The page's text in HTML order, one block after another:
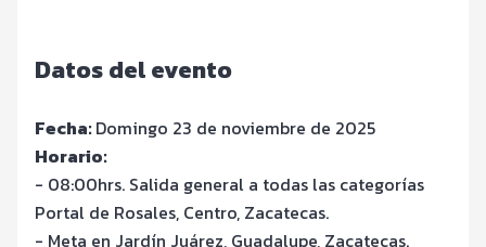
Datos del evento
Fecha:Domingo 23 de noviembre de 2025
Horario:
- 08:00hrs. Salida general a todas las categorías
Portal de Rosales, Centro, Zacatecas.
- Meta en Jardín Juárez, Guadalupe, Zacatecas.